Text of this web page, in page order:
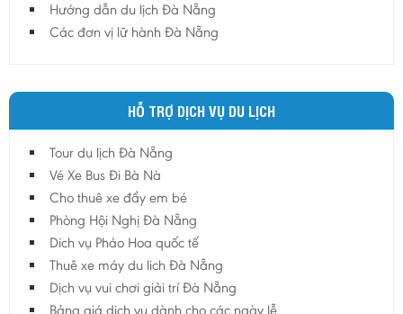
Hưng Yên
Lào Cai
Lâm Đồng
Lai Châu
Lạng Sơn
Long An
Nam Định
Nghệ An
Hướng dẫn du lịch Đà Nẵng
Các đơn vị lữ hành Đà Nẵng
HỖ TRỢ DỊCH VỤ DU LỊCH
Tour du lịch Đà Nẵng
Vé Xe Bus Đi Bà Nà
Cho thuê xe đẩy em bé
Phòng Hội Nghị Đà Nẵng
Dich vụ Pháo Hoa quốc tế
Thuê xe máy du lich Đà Nẵng
Dịch vụ vui chơi giải trí Đà Nẵng
Bảng giá dịch vụ dành cho các ngày lễ